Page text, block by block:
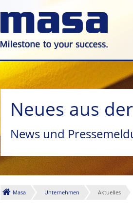
Neues aus
News und
Masa Unternehmen Aktuelles